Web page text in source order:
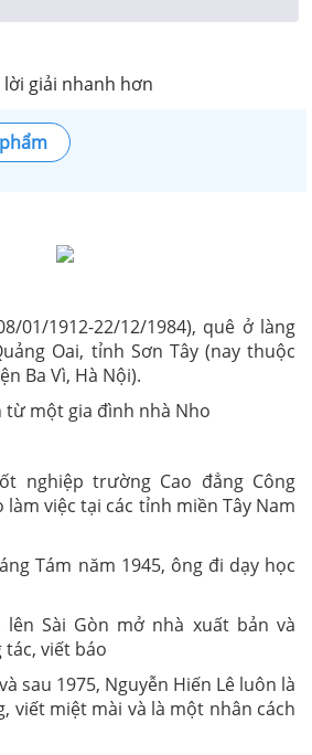
giải nhanh hơn
01/1912-22/12/1984), quê ở làng
Oai, tỉnh Sơn Tây (nay thuộc
Ba Vì, Hà Nội).
từ một gia đình nhà Nho
nghiệp trường Cao đẳng Công
việc tại các tỉnh miền Tây Nam
Tám năm 1945, ông đi dạy học
lên Sài Gòn mở nhà xuất bản và
tác, viết báo
sau 1975, Nguyễn Hiến Lê luôn là
viết miệt mài và là một nhân cách